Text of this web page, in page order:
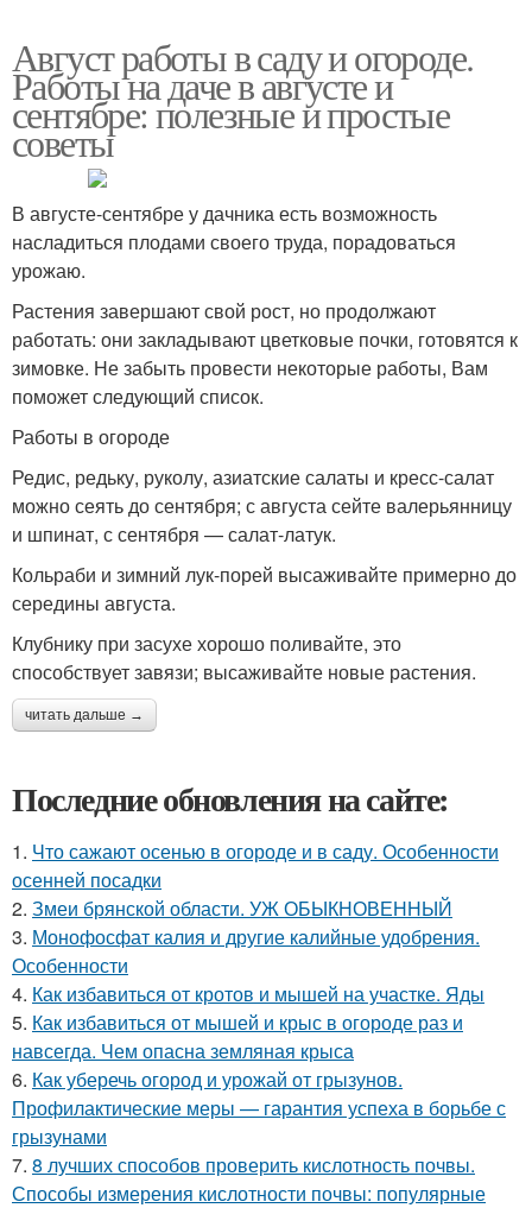
Август работы в саду и огороде.
Работы на даче в августе и
сентябре: полезные и простые
советы
В августе-сентябре у дачника есть возможность
насладиться плодами своего труда, порадоваться
урожаю.
Растения завершают свой рост, но продолжают
работать: они закладывают цветковые почки, готовятся к
зимовке. Не забыть провести некоторые работы, Вам
поможет следующий список.
Работы в огороде
Редис, редьку, руколу, азиатские салаты и кресс-салат
можно сеять до сентября; с августа сейте валерьянницу
и шпинат, с сентября — салат-латук.
Кольраби и зимний лук-порей высаживайте примерно до
середины августа.
Клубнику при засухе хорошо поливайте, это
способствует завязи; высаживайте новые растения.
читать дальше →
Последние обновления на сайте:
1. Что сажают осенью в огороде и в саду. Особенности
осенней посадки
2. Змеи брянской области. УЖ ОБЫКНОВЕННЫЙ
3. Монофосфат калия и другие калийные удобрения.
Особенности
4. Как избавиться от кротов и мышей на участке. Яды
5. Как избавиться от мышей и крыс в огороде раз и
навсегда. Чем опасна земляная крыса
6. Как уберечь огород и урожай от грызунов.
Профилактические меры — гарантия успеха в борьбе с
грызунами
7. 8 лучших способов проверить кислотность почвы.
Способы измерения кислотности почвы: популярные